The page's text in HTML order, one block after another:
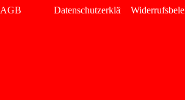
AGB Datenschutzerklärung